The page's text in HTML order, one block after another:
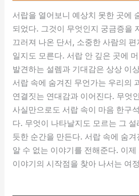
서랍을 열어보니 예상치 못한 곳에
되었다. 그것이 무엇인지 궁금증을
끄러져 나온 단서, 소중한 사람의
일지도 모른다. 서랍 안 깊은 곳에
발견하는 설렘과 기대감은 상상 이
서랍 속에 숨겨진 무언가는 우리의
연결짓는 연대감과 이어진다. 무엇
사실만으로도 서랍 속이 마음 한구
다. 무엇이 나타날지도 모르는 그
듯한 순간을 만든다. 서랍 속에 숨
알 수 없는 이야기를 전해준다. 이
이야기의 시작점을 찾아 나서는 여